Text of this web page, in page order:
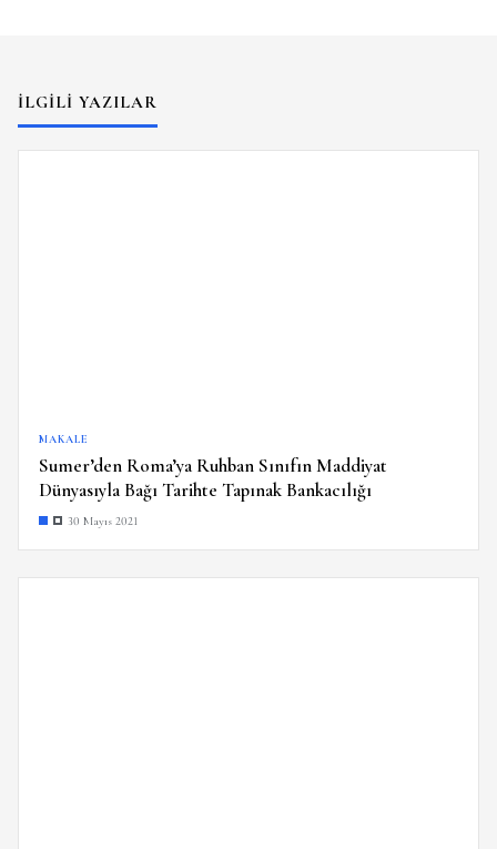
İLGILI YAZILAR
MAKALE
Sumer’den Roma’ya Ruhban Sınıfın Maddiyat
Dünyasıyla Bağı Tarihte Tapınak Bankacılığı
30 Mayıs 2021